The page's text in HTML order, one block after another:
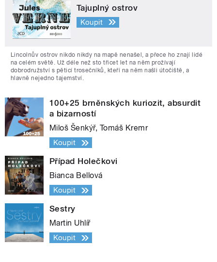
Tajuplný ostrov
Koupit
Lincolnův ostrov nikdo nikdy na mapě nenašel, a přece ho znají lidé
na celém světě. Už déle než sto třicet let na něm prožívají
dobrodružství s pěticí trosečníků, kteří na něm našli útočiště, a
hlavně nejedno tajemství.
100+25 brněnských kuriozit, absurdit
a bizarností
Miloš Šenkýř, Tomáš Kremr
Koupit
Případ Holečkovi
Bianca Bellová
Koupit
Sestry
Martin Uhlíř
Koupit